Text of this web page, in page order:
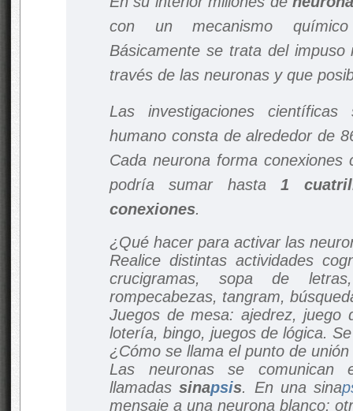
con un mecanismo
Básicamente se trata del
través de las neuronas y que
Las investigaciones
humano consta de alrededor de
Cada neurona forma
podría sumar hasta1
conexiones.
¿Qué hacer para activar las
Realice distintas actividades
crucigramas, sopa de
rompecabezas, tangram,
Juegos de mesa: ajedrez, juego
lotería, bingo, juegos de lógica.
¿Cómo se llama el punto de
Las neuronas se
llamadassinapsis. En una sina
mensaje a una neurona blanco: